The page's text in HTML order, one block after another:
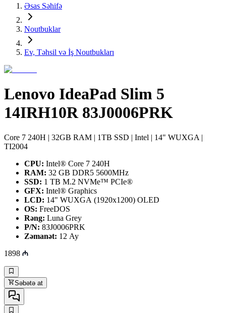
Əsas Səhifə
Noutbuklar
Ev, Təhsil və İş Noutbukları
Lenovo IdeaPad Slim 5
14IRH10R 83J0006PRK
Core 7 240H | 32GB RAM | 1TB SSD | Intel | 14" WUXGA |
TI2004
CPU: Intel® Core 7 240H
RAM: 32 GB DDR5 5600MHz
SSD: 1 TB M.2 NVMe™ PCIe®
GFX: Intel® Graphics
LCD: 14" WUXGA (1920x1200) OLED
OS: FreeDOS
Rəng: Luna Grey
P/N: 83J0006PRK
Zəmanət: 12 Ay
1898
Səbətə at